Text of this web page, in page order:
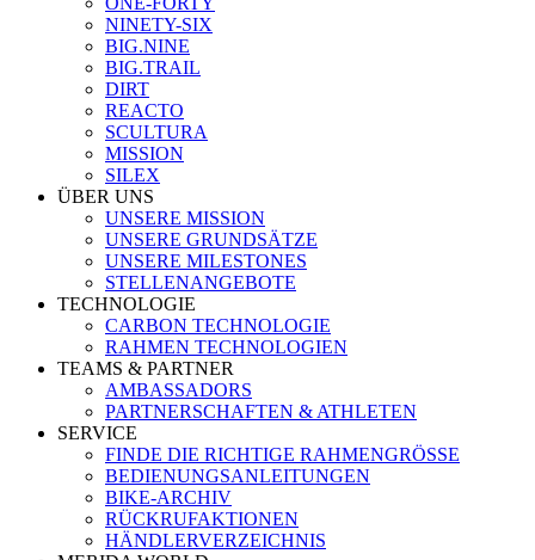
NINETY-SIX
BIG.NINE
BIG.TRAIL
DIRT
REACTO
SCULTURA
MISSION
SILEX
ÜBER UNS
UNSERE MISSION
UNSERE GRUNDSÄTZE
UNSERE MILESTONES
STELLENANGEBOTE
TECHNOLOGIE
CARBON TECHNOLOGIE
RAHMEN TECHNOLOGIEN
TEAMS & PARTNER
AMBASSADORS
PARTNERSCHAFTEN & ATHLETEN
SERVICE
FINDE DIE RICHTIGE RAHMENGRÖSSE
BEDIENUNGSANLEITUNGEN
BIKE-ARCHIV
RÜCKRUFAKTIONEN
HÄNDLERVERZEICHNIS